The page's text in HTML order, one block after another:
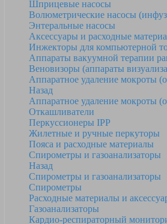
Шприцевые насосы
Волюметрические насосы
Энтеральные насосы
Аксессуары и расходные
Инжекторы для компьютерной
Аппараты вакуумной терапии
Веновизоры (аппараты
Аппаратное удаление мокроты
Назад
Аппаратное удаление мокроты
Откашливатели
Перкуссионеры IPP
Жилетные и ручные перкуторы
Пояса и расходные материалы
Спирометры и газоанализаторы
Назад
Спирометры и газоанализаторы
Спирометры
Расходные материалы и
Газоанализаторы
Кардио-респираторный